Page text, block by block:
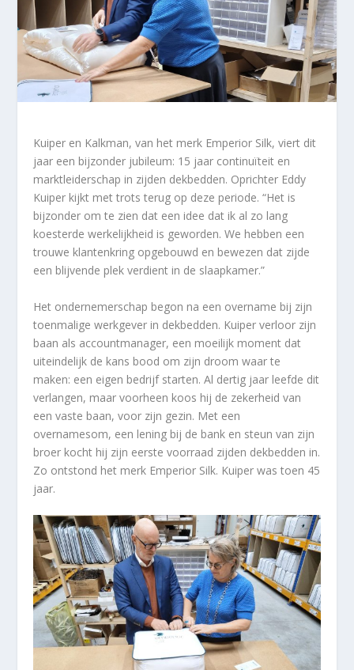
Kuiper en Kalkman, van het merk Emperior Silk, viert dit
jaar een bijzonder jubileum: 15 jaar continuïteit en
marktleiderschap in zijden dekbedden. Oprichter Eddy
Kuiper kijkt met trots terug op deze periode. “Het is
bijzonder om te zien dat een idee dat ik al zo lang
koesterde werkelijkheid is geworden. We hebben een
trouwe klantenkring opgebouwd en bewezen dat zijde
een blijvende plek verdient in de slaapkamer.”
Het ondernemerschap begon na een overname bij zijn
toenmalige werkgever in dekbedden. Kuiper verloor zijn
baan als accountmanager, een moeilijk moment dat
uiteindelijk de kans bood om zijn droom waar te
maken: een eigen bedrijf starten. Al dertig jaar leefde dit
verlangen, maar voorheen koos hij de zekerheid van
een vaste baan, voor zijn gezin. Met een
overnamesom, een lening bij de bank en steun van zijn
broer kocht hij zijn eerste voorraad zijden dekbedden in.
Zo ontstond het merk Emperior Silk. Kuiper was toen 45
jaar.